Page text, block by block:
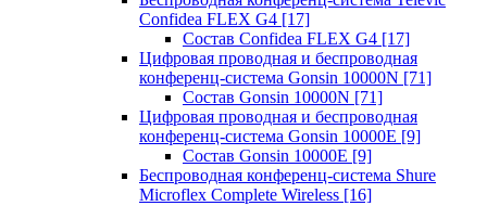
Confidea FLEX G4 [17]
Состав Confidea FLEX G4 [17]
Цифровая проводная и беспроводная
конференц-система Gonsin 10000N [71]
Состав Gonsin 10000N [71]
Цифровая проводная и беспроводная
конференц-система Gonsin 10000E [9]
Состав Gonsin 10000E [9]
Беспроводная конференц-система Shure
Microflex Complete Wireless [16]